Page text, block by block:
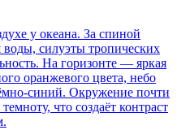
у океана. За спиной
силуэты тропических
На горизонте — яркая
оранжевого цвета, небо
синий. Окружение почти
что создаёт контраст